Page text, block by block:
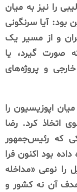
را نیز به میان
آیا سرنگونی
و از مسیر یک
صورت گیرد، یا
و پروژه‌های
اپوزیسیون را
اتخاذ کرد. رضا
که رئیس‌جمهور
بود اکنون فرا
را نوعی «مداخله
آن نه کشور و